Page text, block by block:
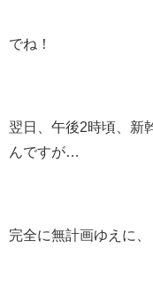
でね！
翌日、午後2時頃、新
んですが…
完全に無計画ゆえに、